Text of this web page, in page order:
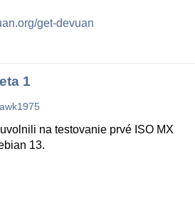
get-devuan
1
na testovanie prvé ISO MX
13.